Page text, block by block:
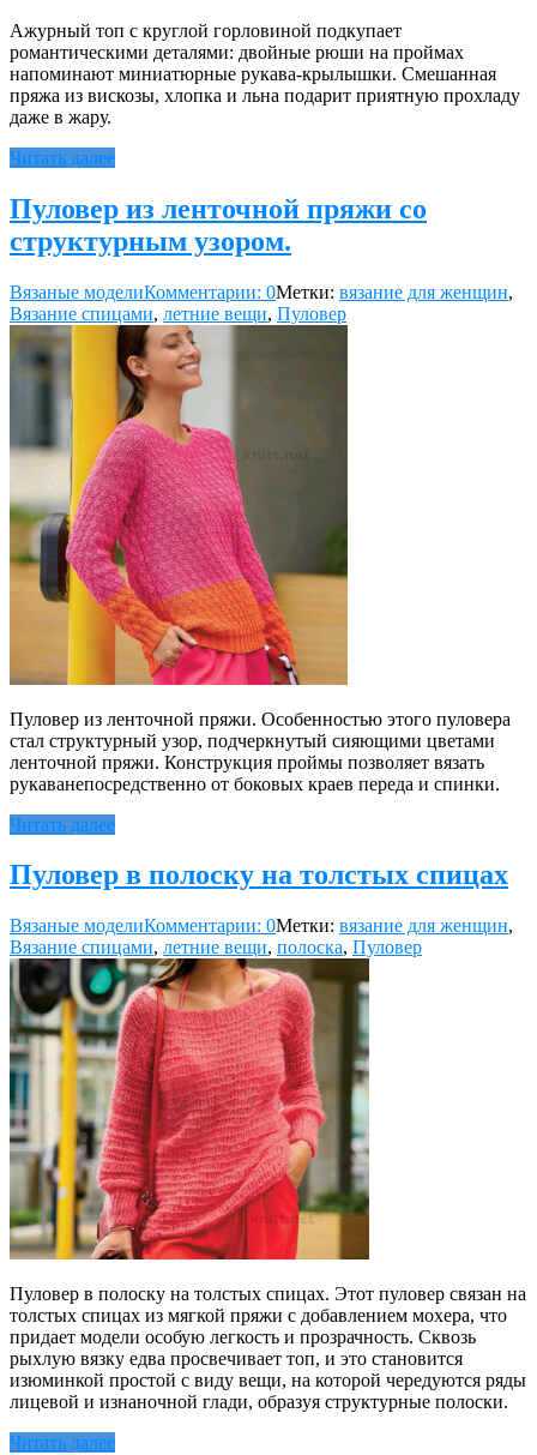
Ажурный топ с круглой горловиной подкупает
романтическими деталями: двойные рюши на проймах
напоминают миниатюрные рукава-крылышки. Смешанная
пряжа из вискозы, хлопка и льна подарит приятную прохладу
даже в жару.
Читать далее
Пуловер из ленточной пряжи со
структурным узором.
Вязаные моделиКомментарии: 0Метки: вязание для женщин,
Вязание спицами, летние вещи, Пуловер
Пуловер из ленточной пряжи. Особенностью этого пуловера
стал структурный узор, подчеркнутый сияющими цветами
ленточной пряжи. Конструкция проймы позволяет вязать
рукаванепосредственно от боковых краев переда и спинки.
Читать далее
Пуловер в полоску на толстых спицах
Вязаные моделиКомментарии: 0Метки: вязание для женщин,
Вязание спицами, летние вещи, полоска, Пуловер
Пуловер в полоску на толстых спицах. Этот пуловер связан на
толстых спицах из мягкой пряжи с добавлением мохера, что
придает модели особую легкость и прозрачность. Сквозь
рыхлую вязку едва просвечивает топ, и это становится
изюминкой простой с виду вещи, на которой чередуются ряды
лицевой и изнаночной глади, образуя структурные полоски.
Читать далее